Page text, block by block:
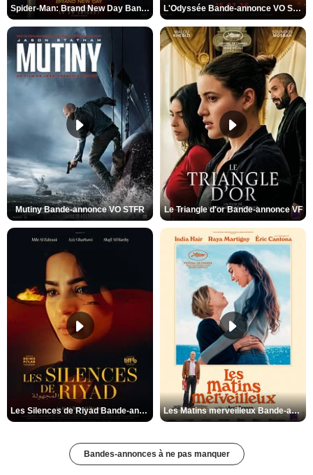
Spider-Man: Brand New Day Bande-annonce VO STFR L'Odyssée Bande-annonce VO STFR
Mutiny Bande-annonce VO STFR Le Triangle d'or Bande-annonce VF
Les Silences de Riyad Bande-annonce VO STFR Les Matins merveilleux Bande-annonce VF
Bandes-annonces à ne pas manquer